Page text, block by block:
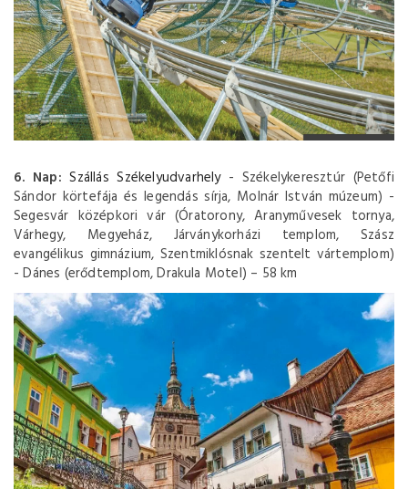
6. Nap: Szállás Székelyudvarhely- Székelykeresztúr (Petőfi
Sándor körtefája és legendás sírja, Molnár István múzeum) -
Segesvár középkori vár (Óratorony, Aranyművesek tornya,
Várhegy, Megyeház, Járványkorházi templom, Szász
evangélikus gimnázium, Szentmiklósnak szentelt vártemplom)
- Dánes (erődtemplom, Drakula Motel) – 58 km